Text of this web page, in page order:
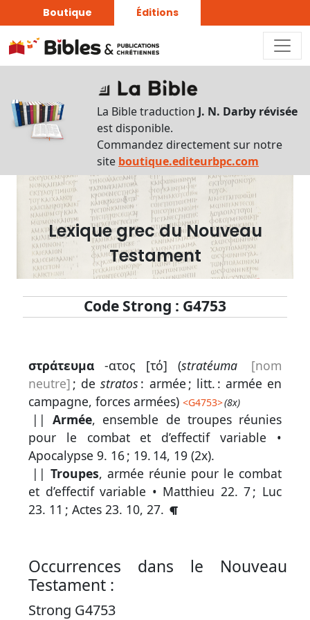
Boutique Éditions
La Bible traduction J. N. Darby révisée
est disponible.
Commandez directement sur notre
site boutique.editeurbpc.com
Lexique grec du Nouveau
Testament
Code Strong : G4753
στράτευμα -ατος [τό] (stratéuma
[nom
neutre] ; destratos : armée ; litt. : armée en
campagne, forces armées)<G4753>(8x)
||Armée, ensemble de troupes réunies
pour le combat et d’effectif variable •
Apocalypse 9. 16; 19. 14, 19 (2x).
||Troupes, armée réunie pour le combat
et d’effectif variable • Matthieu 22. 7; Luc
23. 11 ;Actes 23. 10, 27.
Occurrences dans le Nouveau
Testament :
Strong G4753
Recherche
Rechercher
par
lettre
Rechercher
par
mot
français
Lexique
Recherche
grec
Rechercher
par
code
strong
par
lettre
Rechercher